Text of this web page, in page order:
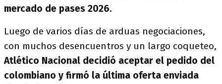
mercado de pases 2026.
Luego de varios días de arduas negociaciones,
con muchos desencuentros y un largo coqueteo,
Atlético Nacional decidió aceptar el pedido del
colombiano y firmó la última oferta enviada